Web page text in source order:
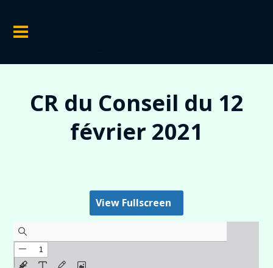
CR du Conseil du 12
février 2021
View Fullscreen